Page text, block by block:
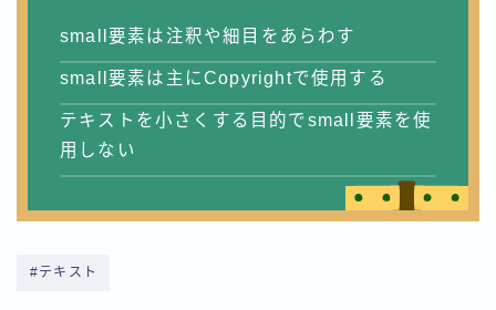
small要素は注釈や細目をあらわす
small要素は主にCopyrightで使用する
テキストを小さくする目的でsmall要素を使
用しない
#テキスト